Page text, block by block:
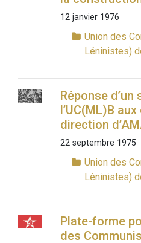
12 janvier 1976
Union des
Léninistes)
Réponse
l’UC(ML)B
direction
22 septembre 1975
Union des
Léninistes)
Plate-forme
des